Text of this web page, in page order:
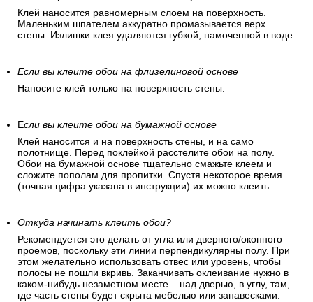
Клей наносится равномерным слоем на поверхность.
Маленьким шпателем аккуратно промазывается верх
стены. Излишки клея удаляются губкой, намоченной в воде.
Если вы клеите обои на флизелиновой основе
Наносите клей только на поверхность стены.
Если вы клеите обои на бумажной основе
Клей наносится и на поверхность стены, и на само
полотнище. Перед поклейкой расстелите обои на полу.
Обои на бумажной основе тщательно смажьте клеем и
сложите пополам для пропитки. Спустя некоторое время
(точная цифра указана в инструкции) их можно клеить.
Откуда начинать клеить обои?
Рекомендуется это делать от угла или дверного/оконного
проемов, поскольку эти линии перпендикулярны полу. При
этом желательно использовать отвес или уровень, чтобы
полосы не пошли вкривь. Заканчивать оклеивание нужно в
каком-нибудь незаметном месте – над дверью, в углу, там,
где часть стены будет скрыта мебелью или занавесками.